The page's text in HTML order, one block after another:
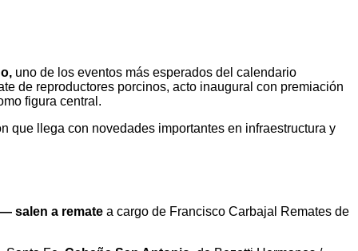
uno de los eventos más esperados del calendario
de reproductores porcinos, acto inaugural con premiación
figura central.
que llega con novedades importantes en infraestructura y
salen a remate a cargo de Francisco Carbajal Remates de